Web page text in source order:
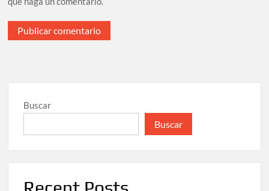
Buscar
Buscar